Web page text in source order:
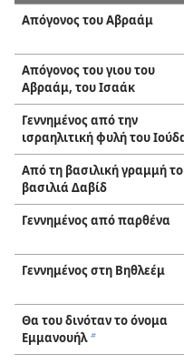
Απόγονος του Αβραάμ
Απόγονος του γιου του
Αβραάμ, του Ισαάκ
Γεννημένος από την
ισραηλιτική φυλή του
Από τη βασιλική γραμμή
βασιλιά Δαβίδ
Γεννημένος από παρθένα
Γεννημένος στη Βηθλεέμ
Θα του δινόταν το όνομα
Εμμανουήλ b